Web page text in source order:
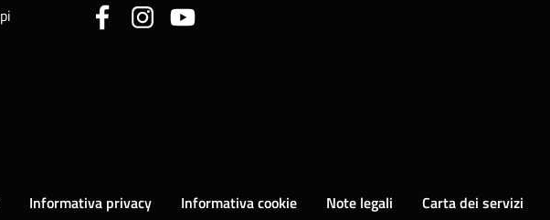
Informativa privacy Informativa cookie Note legali Carta dei servizi